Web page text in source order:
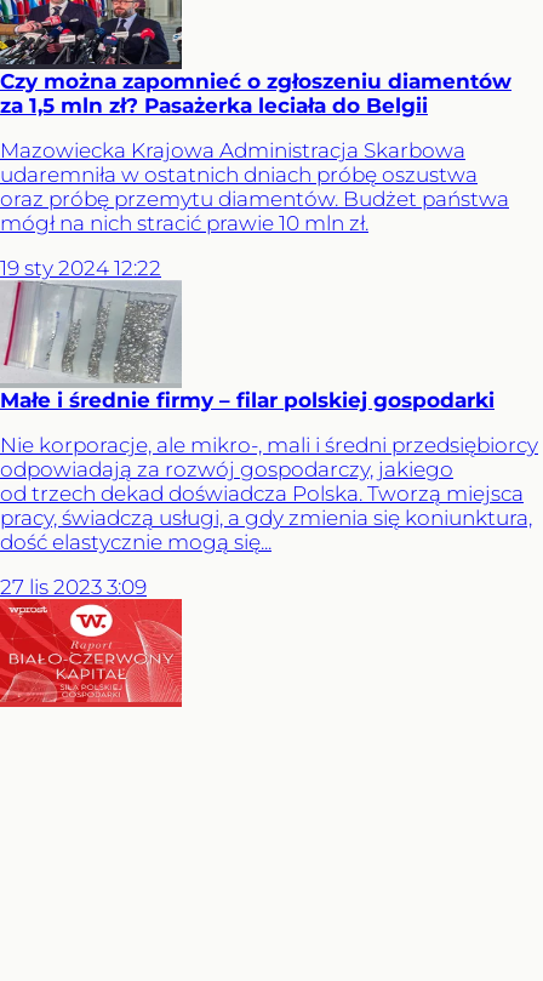
Czy można zapomnieć o zgłoszeniu diamentów
za 1,5 mln zł? Pasażerka leciała do Belgii
Mazowiecka Krajowa Administracja Skarbowa
udaremniła w ostatnich dniach próbę oszustwa
oraz próbę przemytu diamentów. Budżet państwa
mógł na nich stracić prawie 10 mln zł.
19 sty 2024 12:22
Małe i średnie firmy – filar polskiej gospodarki
Nie korporacje, ale mikro-, mali i średni przedsiębiorcy
odpowiadają za rozwój gospodarczy, jakiego
od trzech dekad doświadcza Polska. Tworzą miejsca
pracy, świadczą usługi, a gdy zmienia się koniunktura,
dość elastycznie mogą się...
27 lis 2023 3:09